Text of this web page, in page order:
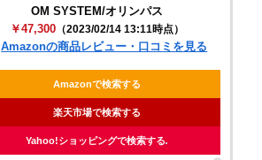
OM SYSTEM/オリンパス
￥47,300（2023/02/14 13:11時点）
Amazonの商品レビュー・口コミを見る
Amazonで検索する
楽天市場で検索する
Yahoo!ショッピングで検索する